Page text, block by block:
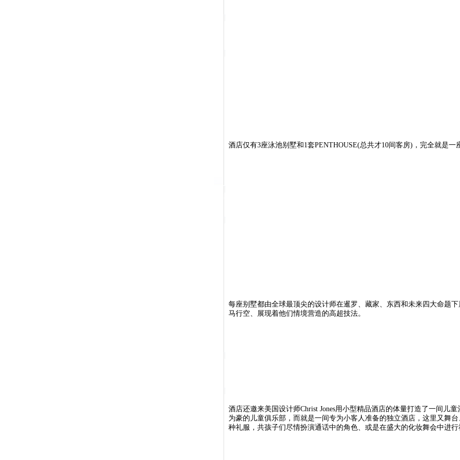
酒店仅有3座泳池别墅和1套PENTHOUSE(总共才10间客房)，完全就是一
每座别墅都由全球最顶尖的设计师在暹罗、藏家、东西和未来四大命题
马行空、展现着他们情境营造的高超技法。
酒店还邀来美国设计师Christ Jones用小型精品酒店的体量打造了一间儿
为豪的儿童俱乐部，而就是一间专为小客人准备的独立酒店，这里又舞
种礼服，共孩子们尽情扮演通话中的角色、或是在盛大的化妆舞会中进行